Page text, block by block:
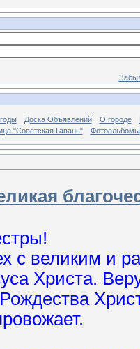
Доска Объявлений О городе
"Советская Гавань" Фотоальбомы
с великим и
Христа.